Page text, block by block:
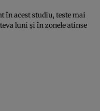
în acest studiu, teste mai
luni şi în zonele atinse